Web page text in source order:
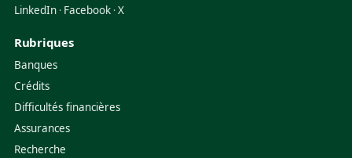
LinkedIn · Facebook ·X
Rubriques
Banques
Crédits
Difficultés financières
Assurances
Recherche